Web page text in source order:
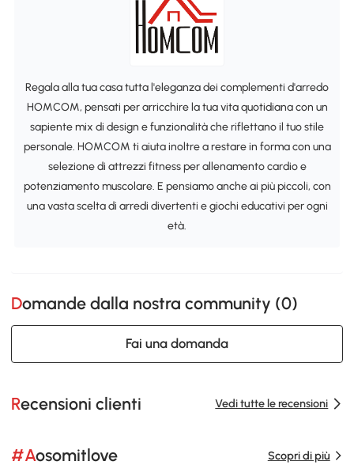
Regala alla tua casa tutta l'eleganza dei complementi d'arredo
HOMCOM, pensati per arricchire la tua vita quotidiana con un
sapiente mix di design e funzionalità che riflettano il tuo stile
personale. HOMCOM ti aiuta inoltre a restare in forma con una
selezione di attrezzi fitness per allenamento cardio e
potenziamento muscolare. E pensiamo anche ai più piccoli, con
una vasta scelta di arredi divertenti e giochi educativi per ogni
età.
Domande dalla nostra community (0)
Fai una domanda
Recensioni clienti Vedi tutte le recensioni
#Aosomitlove Scopri di più